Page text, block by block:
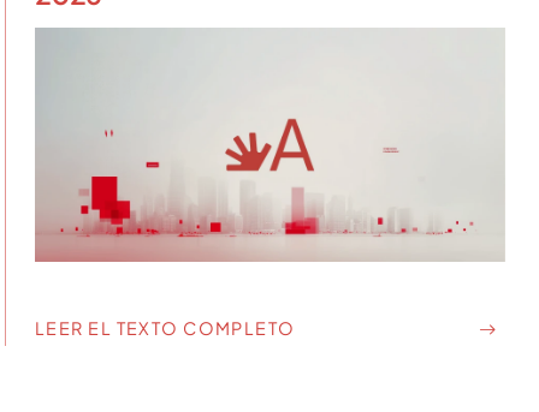
LEER EL TEXTO COMPLETO